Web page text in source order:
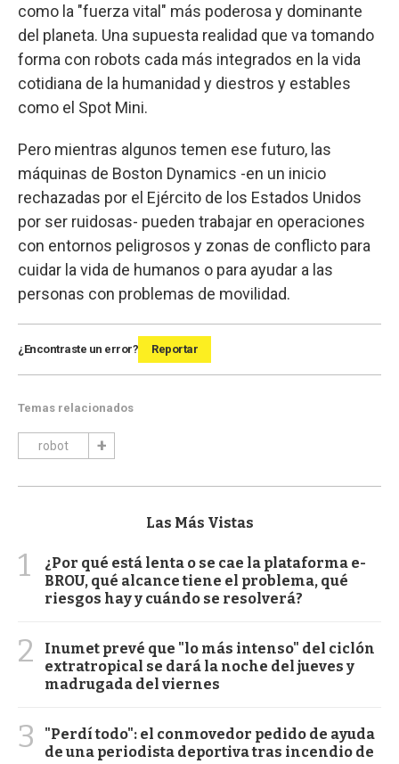
como la "fuerza vital" más poderosa y dominante
del planeta. Una supuesta realidad que va tomando
forma con robots cada más integrados en la vida
cotidiana de la humanidad y diestros y estables
como el Spot Mini.
Pero mientras algunos temen ese futuro, las
máquinas de Boston Dynamics -en un inicio
rechazadas por el Ejército de los Estados Unidos
por ser ruidosas- pueden trabajar en operaciones
con entornos peligrosos y zonas de conflicto para
cuidar la vida de humanos o para ayudar a las
personas con problemas de movilidad.
¿Encontraste un error? Reportar
Temas relacionados
robot
Las Más Vistas
1
¿Por qué está lenta o se cae la plataforma e-
BROU, qué alcance tiene el problema, qué
riesgos hay y cuándo se resolverá?
2
Inumet prevé que "lo más intenso" del ciclón
extratropical se dará la noche del jueves y
madrugada del viernes
3
"Perdí todo": el conmovedor pedido de ayuda
de una periodista deportiva tras incendio de